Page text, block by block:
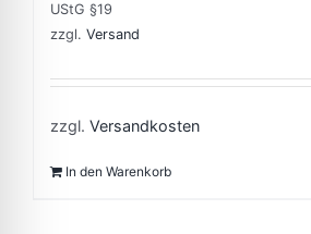
UStG §19
zzgl. Versand
zzgl. Versandkosten
In den Warenkorb